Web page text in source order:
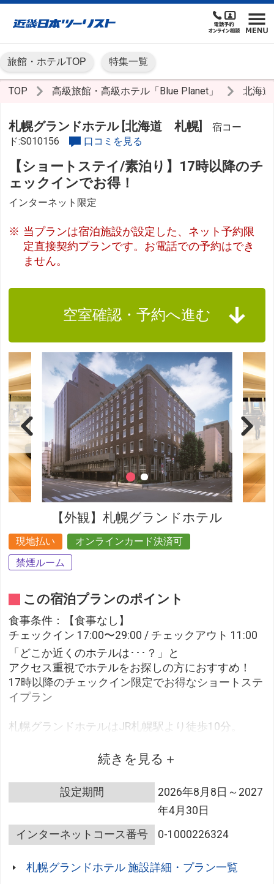
旅館・ホテルTOP 特集一覧
TOP 高級旅館・高級ホテル「Blue Planet」 北海道
札幌グランドホテル [北海道 札幌]
宿コー
ド:S010156
口コミを見る
【ショートステイ/素泊り】17時以降のチ
ェックインでお得！
インターネット限定
当プランは宿泊施設が設定した、ネット予約限
定直接契約プランです。お電話での予約はでき
ません。
空室確認・予約へ進む
【外観】札幌グランドホテル
現地払い
オンラインカード決済可
禁煙ルーム
この宿泊プランのポイント
食事条件：【食事なし】
チェックイン 17:00〜29:00 / チェックアウト 11:00
「どこか近くのホテルは･･･？」と
アクセス重視でホテルをお探しの方におすすめ！
17時以降のチェックイン限定でお得なショートステ
イプラン
札幌グランドホテルはJR札幌駅より徒歩10分。
■ホテルへのアクセス■
JR札幌駅、大通駅へ地下歩行空間直結で悪天候でも
快適アクセス
JR札幌駅南口より地下1階へ
地下鉄南北線改札へ向かい改札右側を抜け
続きを見る
設定期間
2026年8月8日～2027
年4月30日
インターネットコース番号
0-1000226324
札幌グランドホテル 施設詳細・プラン一覧